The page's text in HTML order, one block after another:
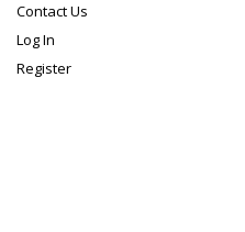
Contact Us
Log In
Register